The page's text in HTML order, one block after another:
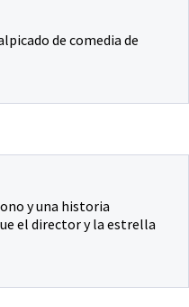
de comedia de
y una historia
el director y la estrella